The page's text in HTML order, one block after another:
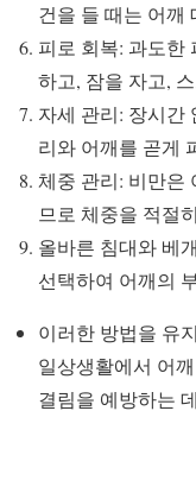
건을 들 때는 어깨
피로 회복: 과도한
하고, 잠을 자고,
자세 관리: 장시간
리와 어깨를 곧게
체중 관리: 비만은
므로 체중을 적절
올바른 침대와 베
선택하여 어깨의
이러한 방법을 유
일상생활에서 어
결림을 예방하는